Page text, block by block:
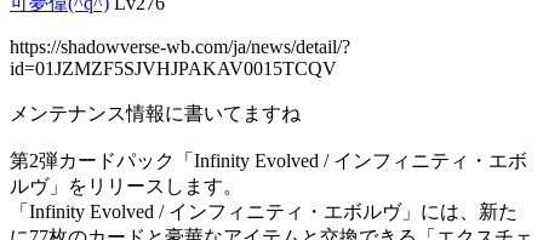
https://shadowverse-wb.com/ja/news/detail/?
id=01JZMZF5SJVHJPAKAV0015TCQV
メンテナンス情報に書いてますね
第2弾カードパック「Infinity Evolved / インフィニティ・エボ
ルヴ」をリリースします。
「Infinity Evolved / インフィニティ・エボルヴ」には、新た